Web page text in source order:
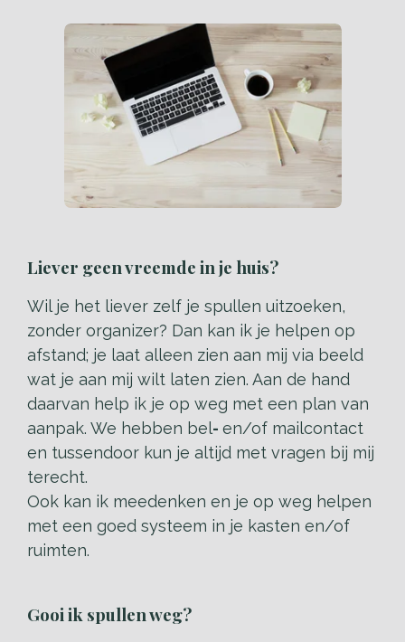
Liever geen vreemde in je huis?
Wil je het liever zelf je spullen uitzoeken,
zonder organizer? Dan kan ik je helpen op
afstand; je laat alleen zien aan mij via beeld
wat je aan mij wilt laten zien. Aan de hand
daarvan help ik je op weg met een plan van
aanpak. We hebben bel- en/of mailcontact
en tussendoor kun je altijd met vragen bij mij
terecht.
Ook kan ik meedenken en je op weg helpen
met een goed systeem in je kasten en/of
ruimten.
Gooi ik spullen weg?